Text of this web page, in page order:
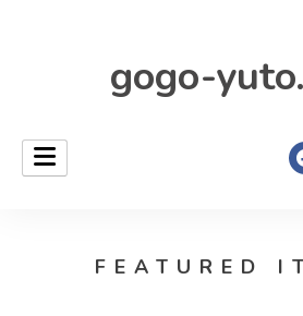
gogo-
FEATURED